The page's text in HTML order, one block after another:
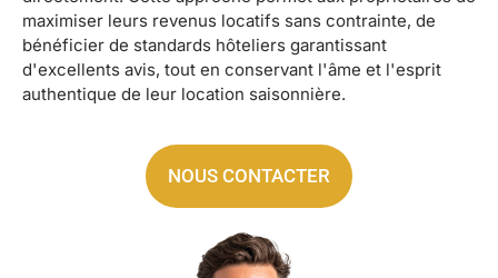
maximiser leurs revenus locatifs sans contrainte, de
bénéficier de standards hôteliers garantissant
d'excellents avis, tout en conservant l'âme et l'esprit
authentique de leur location saisonnière.
NOUS CONTACTER